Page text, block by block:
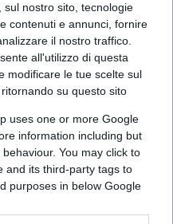
sul nostro sito, tecnologie
contenuti e annunci, fornire
il nostro traffico.
all'utilizzo di questa
modificare le tue scelte sul
su questo sito
uses one or more Google
information including but
You may click to
and its third-party tags to
purposes in below Google
bambini: la
è una